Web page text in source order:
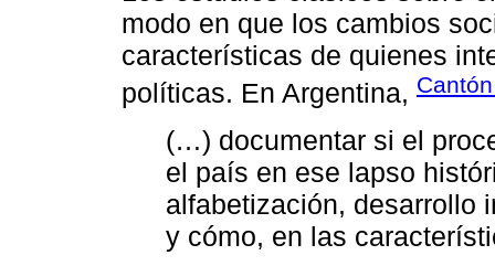
modo en que los cambios
características de quienes
políticas. En Argentina,
(…) documentar si el
el país en ese lapso
alfabetización, desarrollo
y cómo, en las